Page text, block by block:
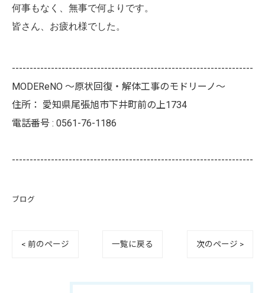
何事もなく、無事で何よりです。
皆さん、お疲れ様でした。
--------------------------------------------------------------------
MODEReNO ～原状回復・解体工事のモドリーノ～
住所： 愛知県尾張旭市下井町前の上1734
電話番号 : 0561-76-1186
--------------------------------------------------------------------
ブログ
< 前のページ 一覧に戻る 次のページ >